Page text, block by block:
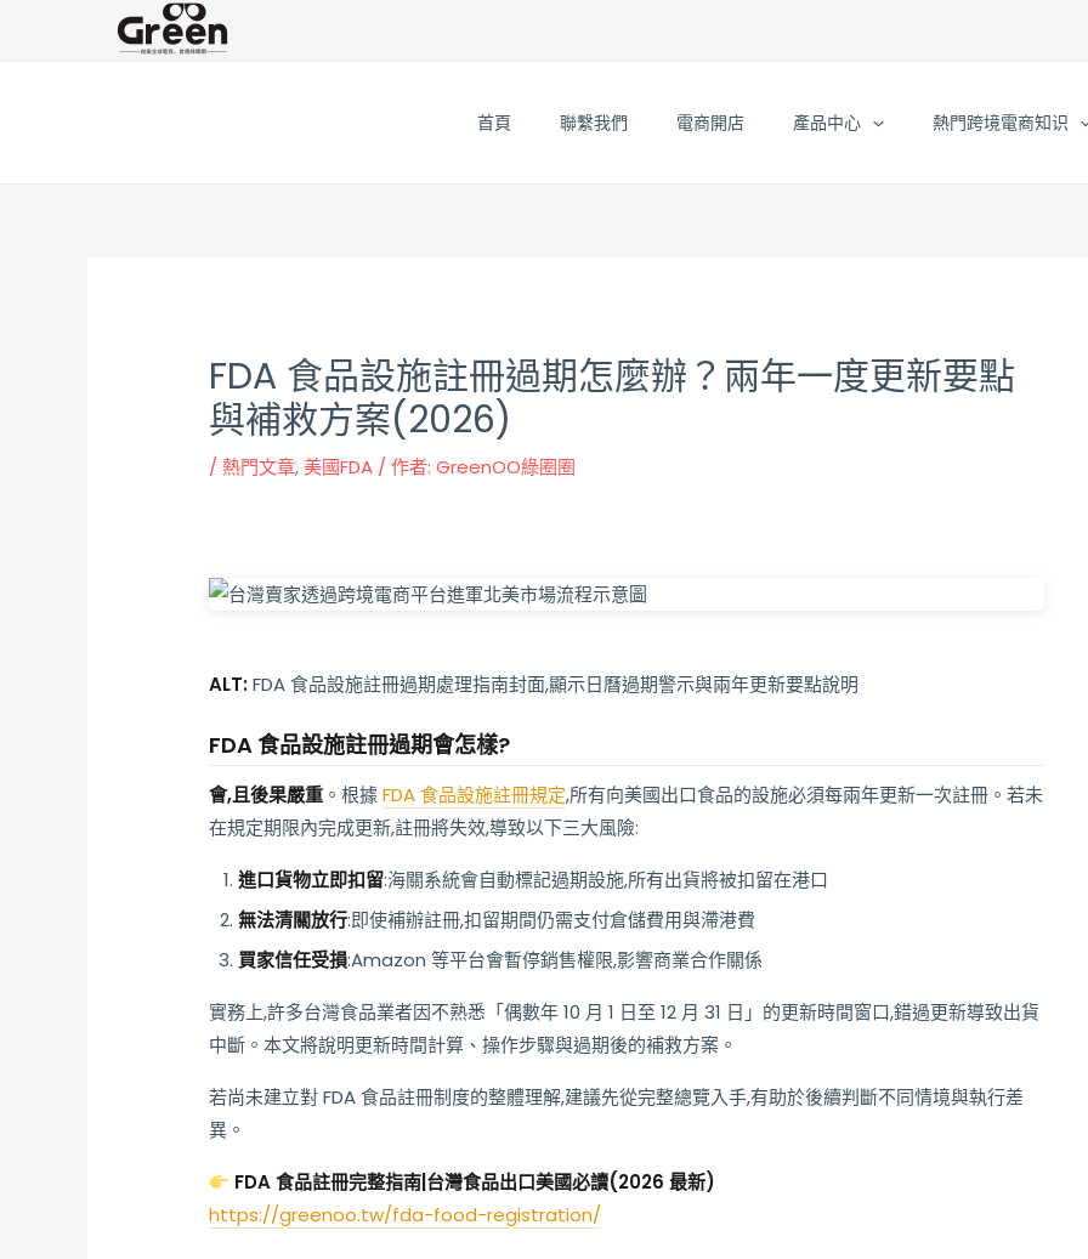
首頁 聯繫我們 電商開店 產品中心 熱門跨境電商知识
FDA 食品設施註冊過期怎麼辦？兩年一度更新要點
與補救方案(2026)
/熱門文章,美國FDA / 作者:GreenOO綠圈圈
ALT:FDA 食品設施註冊過期處理指南封面,顯示日曆過期警示與兩年更新要點說明
FDA 食品設施註冊過期會怎樣?
會,且後果嚴重 。根據FDA 食品設施註冊規定,所有向美國出口食品的設施必須每兩年更新一次註冊。若未
在規定期限內完成更新,註冊將失效,導致以下三大風險:
進口貨物立即扣留:海關系統會自動標記過期設施,所有出貨將被扣留在港口
無法清關放行:即使補辦註冊,扣留期間仍需支付倉儲費用與滯港費
買家信任受損:Amazon 等平台會暫停銷售權限,影響商業合作關係
實務上,許多台灣食品業者因不熟悉「偶數年 10 月 1 日至 12 月 31 日」的更新時間窗口,錯過更新導致出貨
中斷。本文將說明更新時間計算、操作步驟與過期後的補救方案。
若尚未建立對 FDA 食品註冊制度的整體理解,建議先從完整總覽入手,有助於後續判斷不同情境與執行差
異。
FDA 食品註冊完整指南|台灣食品出口美國必讀(2026 最新)
https://greenoo.tw/fda-food-registration/